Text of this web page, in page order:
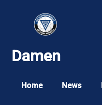
Damen
Home News